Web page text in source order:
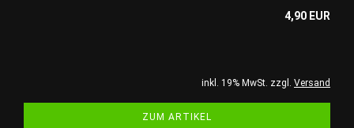
4,90 EUR
inkl. 19% MwSt. zzgl. Versand
ZUM ARTIKEL